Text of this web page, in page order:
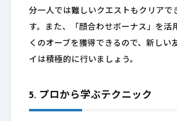
分一人では難しいクエストもクリアで
す。また、「顔合わせボーナス」を活
くのオーブを獲得できるので、新しい
イは積極的に行いましょう。
5. プロから学ぶテクニック